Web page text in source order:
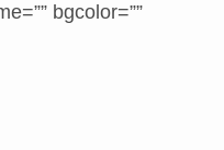
bgcolor=””